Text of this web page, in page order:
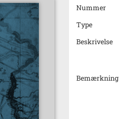
Nummer
Type
Beskrivelse
Bemærkning